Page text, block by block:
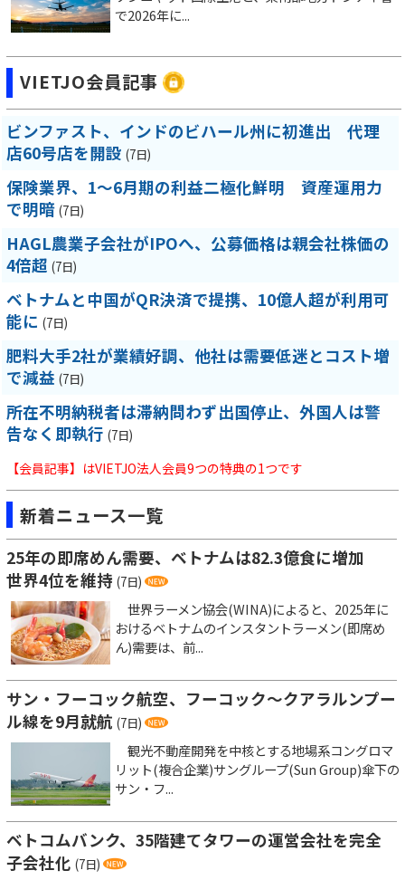
で2026年に...
VIETJO会員記事
ビンファスト、インドのビハール州に初進出 代理
店60号店を開設 (7日)
保険業界、1～6月期の利益二極化鮮明 資産運用力
で明暗 (7日)
HAGL農業子会社がIPOへ、公募価格は親会社株価の
4倍超 (7日)
ベトナムと中国がQR決済で提携、10億人超が利用可
能に (7日)
肥料大手2社が業績好調、他社は需要低迷とコスト増
で減益 (7日)
所在不明納税者は滞納問わず出国停止、外国人は警
告なく即執行 (7日)
【会員記事】はVIETJO法人会員9つの特典の1つです
新着ニュース一覧
25年の即席めん需要、ベトナムは82.3億食に増加
世界4位を維持 (7日)
世界ラーメン協会(WINA)によると、2025年に
おけるベトナムのインスタントラーメン(即席め
ん)需要は、前...
サン・フーコック航空、フーコック～クアラルンプー
ル線を9月就航 (7日)
観光不動産開発を中核とする地場系コングロマ
リット(複合企業)サングループ(Sun Group)傘下の
サン・フ...
ベトコムバンク、35階建てタワーの運営会社を完全
子会社化 (7日)